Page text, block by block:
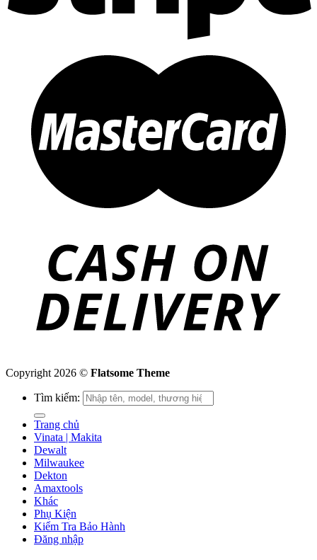
Copyright 2026 © Flatsome Theme
Tìm kiếm:
Trang chủ
Vinata | Makita
Dewalt
Milwaukee
Dekton
Amaxtools
Khác
Phụ Kiện
Kiểm Tra Bảo Hành
Đăng nhập